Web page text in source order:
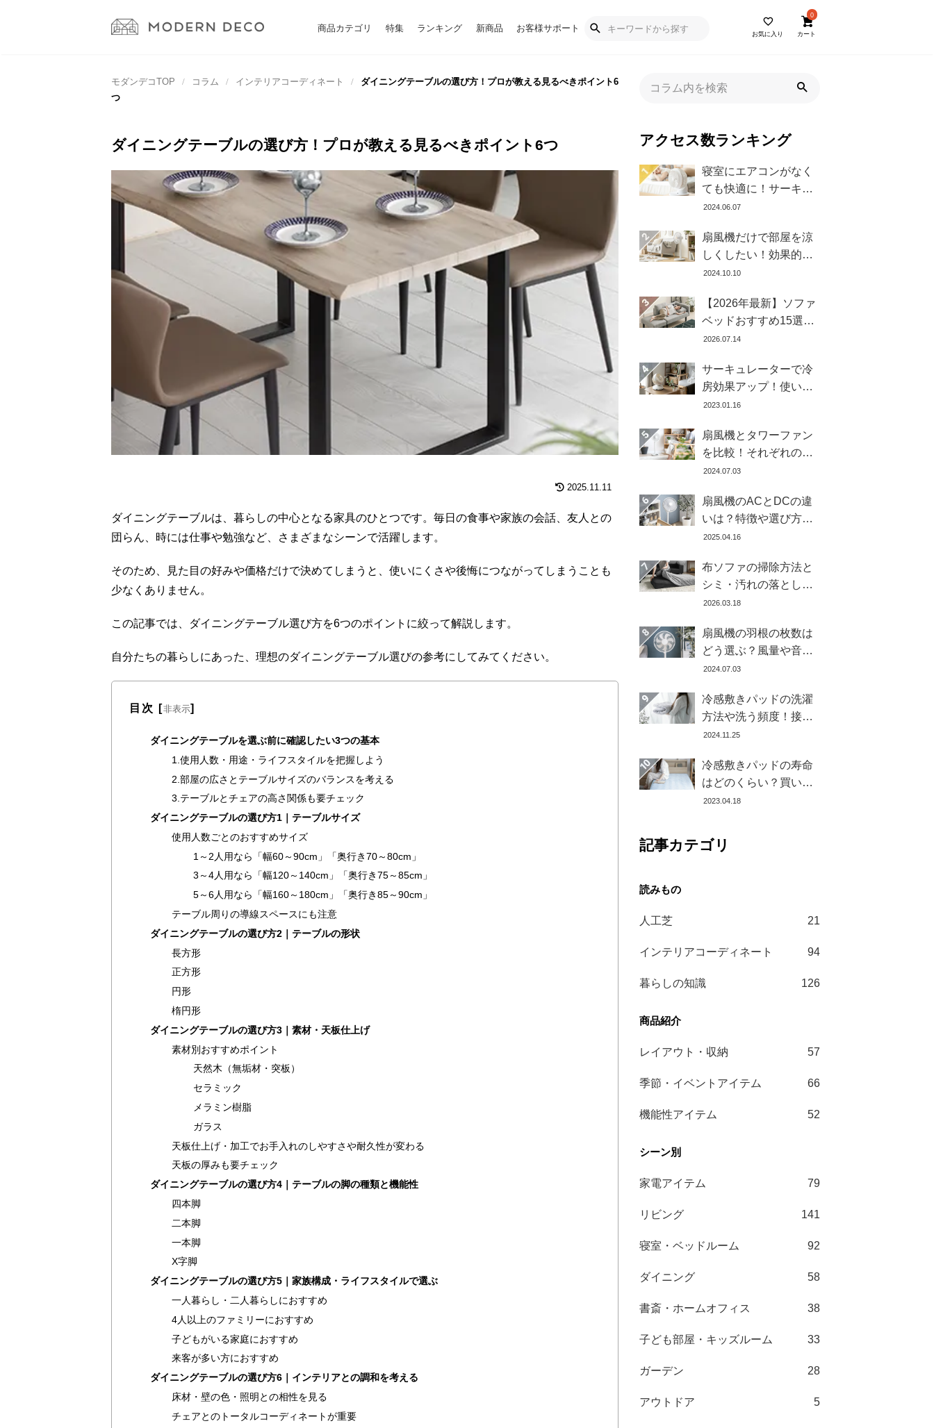
商品カテゴリ 特集 ランキング 新商品 お客様サポート
お気に入り
0
カート
モダンデコTOP コラム インテリアコーディネート
ダイニングテーブルの選び方！プロが教える見るべきポイント6
つ
ダイニングテーブルの選び方！プロが教える見るべきポイント6つ
2025.11.11
ダイニングテーブルは、暮らしの中心となる家具のひとつです。毎日の食事や家族の会話、友人との
団らん、時には仕事や勉強など、さまざまなシーンで活躍します。
そのため、見た目の好みや価格だけで決めてしまうと、使いにくさや後悔につながってしまうことも
少なくありません。
この記事では、ダイニングテーブル選び方を6つのポイントに絞って解説します。
自分たちの暮らしにあった、理想のダイニングテーブル選びの参考にしてみてください。
目次 [非表示]
ダイニングテーブルを選ぶ前に確認したい3つの基本
1.使用人数・用途・ライフスタイルを把握しよう
2.部屋の広さとテーブルサイズのバランスを考える
3.テーブルとチェアの高さ関係も要チェック
ダイニングテーブルの選び方1｜テーブルサイズ
使用人数ごとのおすすめサイズ
1～2人用なら「幅60～90cm」「奥行き70～80cm」
3～4人用なら「幅120～140cm」「奥行き75～85cm」
5～6人用なら「幅160～180cm」「奥行き85～90cm」
テーブル周りの導線スペースにも注意
ダイニングテーブルの選び方2｜テーブルの形状
長方形
正方形
円形
楕円形
ダイニングテーブルの選び方3｜素材・天板仕上げ
素材別おすすめポイント
天然木（無垢材・突板）
セラミック
メラミン樹脂
ガラス
天板仕上げ・加工でお手入れのしやすさや耐久性が変わる
天板の厚みも要チェック
ダイニングテーブルの選び方4｜テーブルの脚の種類と機能性
四本脚
二本脚
一本脚
X字脚
ダイニングテーブルの選び方5｜家族構成・ライフスタイルで選ぶ
一人暮らし・二人暮らしにおすすめ
4人以上のファミリーにおすすめ
子どもがいる家庭におすすめ
来客が多い方におすすめ
ダイニングテーブルの選び方6｜インテリアとの調和を考える
床材・壁の色・照明との相性を見る
チェアとのトータルコーディネートが重要
アクセス数ランキング
寝室にエアコンがなく
ても快適に！サーキュ
レーターの効果的な使
2024.06.07
扇風機だけで部屋を涼
しくしたい！効果的な
置き方とおすすめ商品
2024.10.10
【2026年最新】ソファ
ベッドおすすめ15選！
寝心地で失敗しない選
2026.07.14
サーキュレーターで冷
房効果アップ！使い
方・置き場所・風向き
2023.01.16
扇風機とタワーファン
を比較！それぞれの特
徴とメリット・デメリ
2024.07.03
扇風機のACとDCの違
いは？特徴や選び方、
どちらが良いかを徹底
2025.04.16
布ソファの掃除方法と
シミ・汚れの落とし方
を解説【自分ででき
2026.03.18
扇風機の羽根の枚数は
どう選ぶ？風量や音の
違いとおすすめ商品7選
2024.07.03
冷感敷きパッドの洗濯
方法や洗う頻度！接触
冷感の効果を下げない
ます
2024.11.25
冷感敷きパッドの寿命
はどのくらい？買い替
え時を見極める方法と
2023.04.18
記事カテゴリ
人工芝 21
インテリアコーディネート 94
暮らしの知識 126
レイアウト・収納 57
季節・イベントアイテム 66
機能性アイテム 52
家電アイテム 79
リビング 141
寝室・ベッドルーム 92
ダイニング 58
書斎・ホームオフィス 38
子ども部屋・キッズルーム 33
ガーデン 28
アウトドア 5